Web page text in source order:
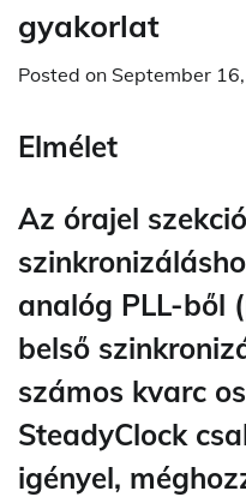
gyakorlat
Posted on September
Elmélet
Az órajel
analóg PLL-ből
belső
számos kvarc
SteadyClock
igényel,